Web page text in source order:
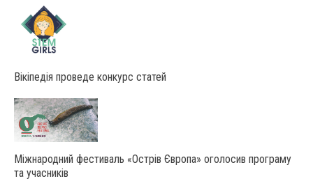
Вікіпедія проведе конкурс статей
Міжнародний фестиваль «Острів Європа» оголосив програму
та учасників